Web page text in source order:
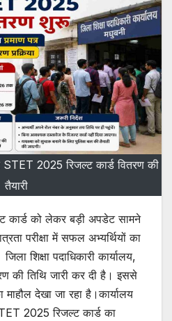
STET 2025 रिजल्ट कार्ड वितरण की
तैयारी
कार्ड को लेकर बड़ी अपडेट सामने
परीक्षा में सफल अभ्यर्थियों का
शिक्षा पदाधिकारी कार्यालय,
की तिथि जारी कर दी है। इससे
माहौल देखा जा रहा है।कार्यालय
2025 रिजल्ट कार्ड का